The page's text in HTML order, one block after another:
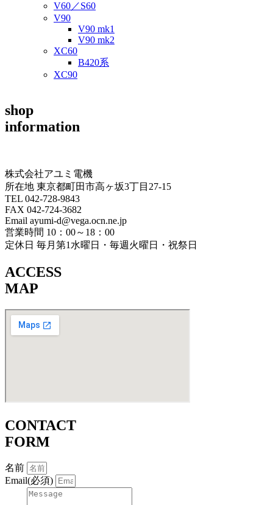
V60／S60
V90
V90 mk1
V90 mk2
XC60
B420系
XC90
shop
information
株式会社アユミ電機
所在地 東京都町田市高ヶ坂3丁目27‐15
TEL 042-728-9843
FAX 042-724-3682
Email ayumi-d@vega.ocn.ne.jp
営業時間 10：00～18：00
定休日 毎月第1水曜日・毎週火曜日・祝祭日
ACCESS
MAP
CONTACT
FORM
名前
Email(必須)